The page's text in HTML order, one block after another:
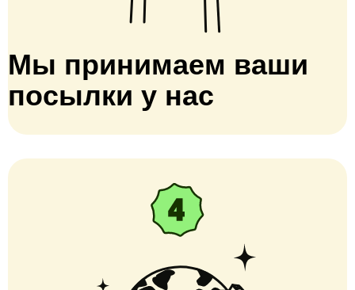
Мы принимаем ваши
посылки у нас